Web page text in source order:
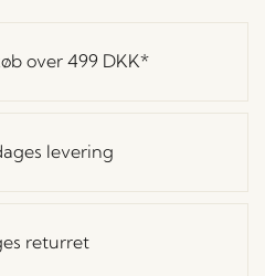
over 499 DKK*
levering
returret